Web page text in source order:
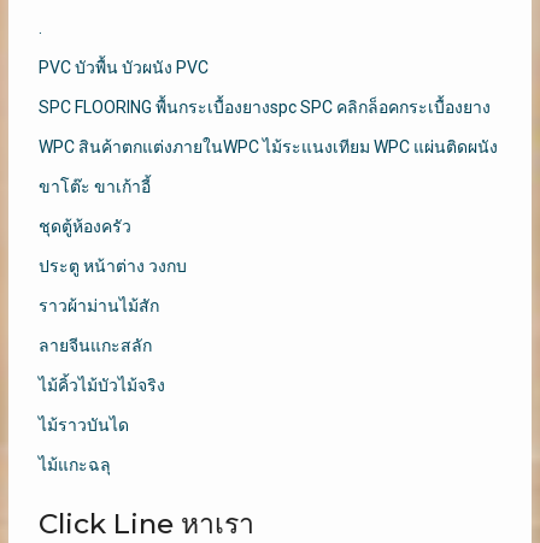
.
PVC บัวพื้น บัวผนัง PVC
SPC FLOORING พื้นกระเบื้องยางspc SPC คลิกล็อคกระเบื้องยาง
WPC สินค้าตกแต่งภายในWPC ไม้ระแนงเทียม WPC แผ่นติดผนัง
ขาโต๊ะ ขาเก้าอี้
ชุดตู้ห้องครัว
ประตู หน้าต่าง วงกบ
ราวผ้าม่านไม้สัก
ลายจีนแกะสลัก
ไม้คิ้วไม้บัวไม้จริง
ไม้ราวบันได
ไม้แกะฉลุ
Click Line หาเรา